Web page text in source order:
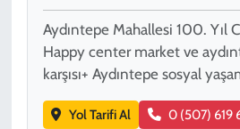
Aydıntepe Mahallesi 100. Yıl
Happy center market ve
karşısı+ Aydıntepe sosyal
Yol Tarifi Al 0 (507) 619